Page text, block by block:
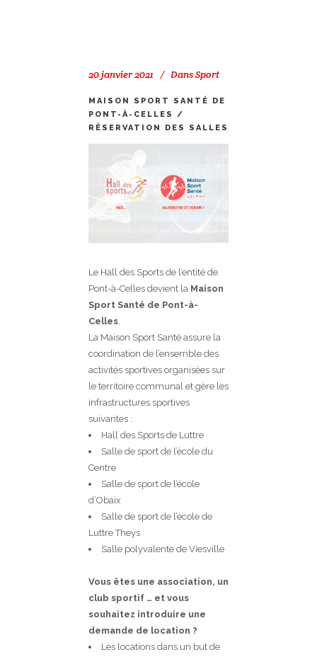
20 janvier 2021 DansSport
MAISON SPORT SANTÉ DE
PONT-À-CELLES /
RÉSERVATION DES SALLES
Le Hall des Sports de l’entité de
Pont-à-Celles devient la Maison
Sport Santé de Pont-à-
Celles.
La Maison Sport Santé assure la
coordination de l’ensemble des
activités sportives organisées sur
le territoire communal et gère les
infrastructures sportives
suivantes :
Hall des Sports de Luttre
Salle de sport de l’école du
Centre
Salle de sport de l’école
d’Obaix
Salle de sport de l’école de
Luttre Theys
Salle polyvalente de Viesville
Vous êtes une association, un
club sportif … et vous
souhaitez introduire une
demande de location ?
Les locations dans un but de